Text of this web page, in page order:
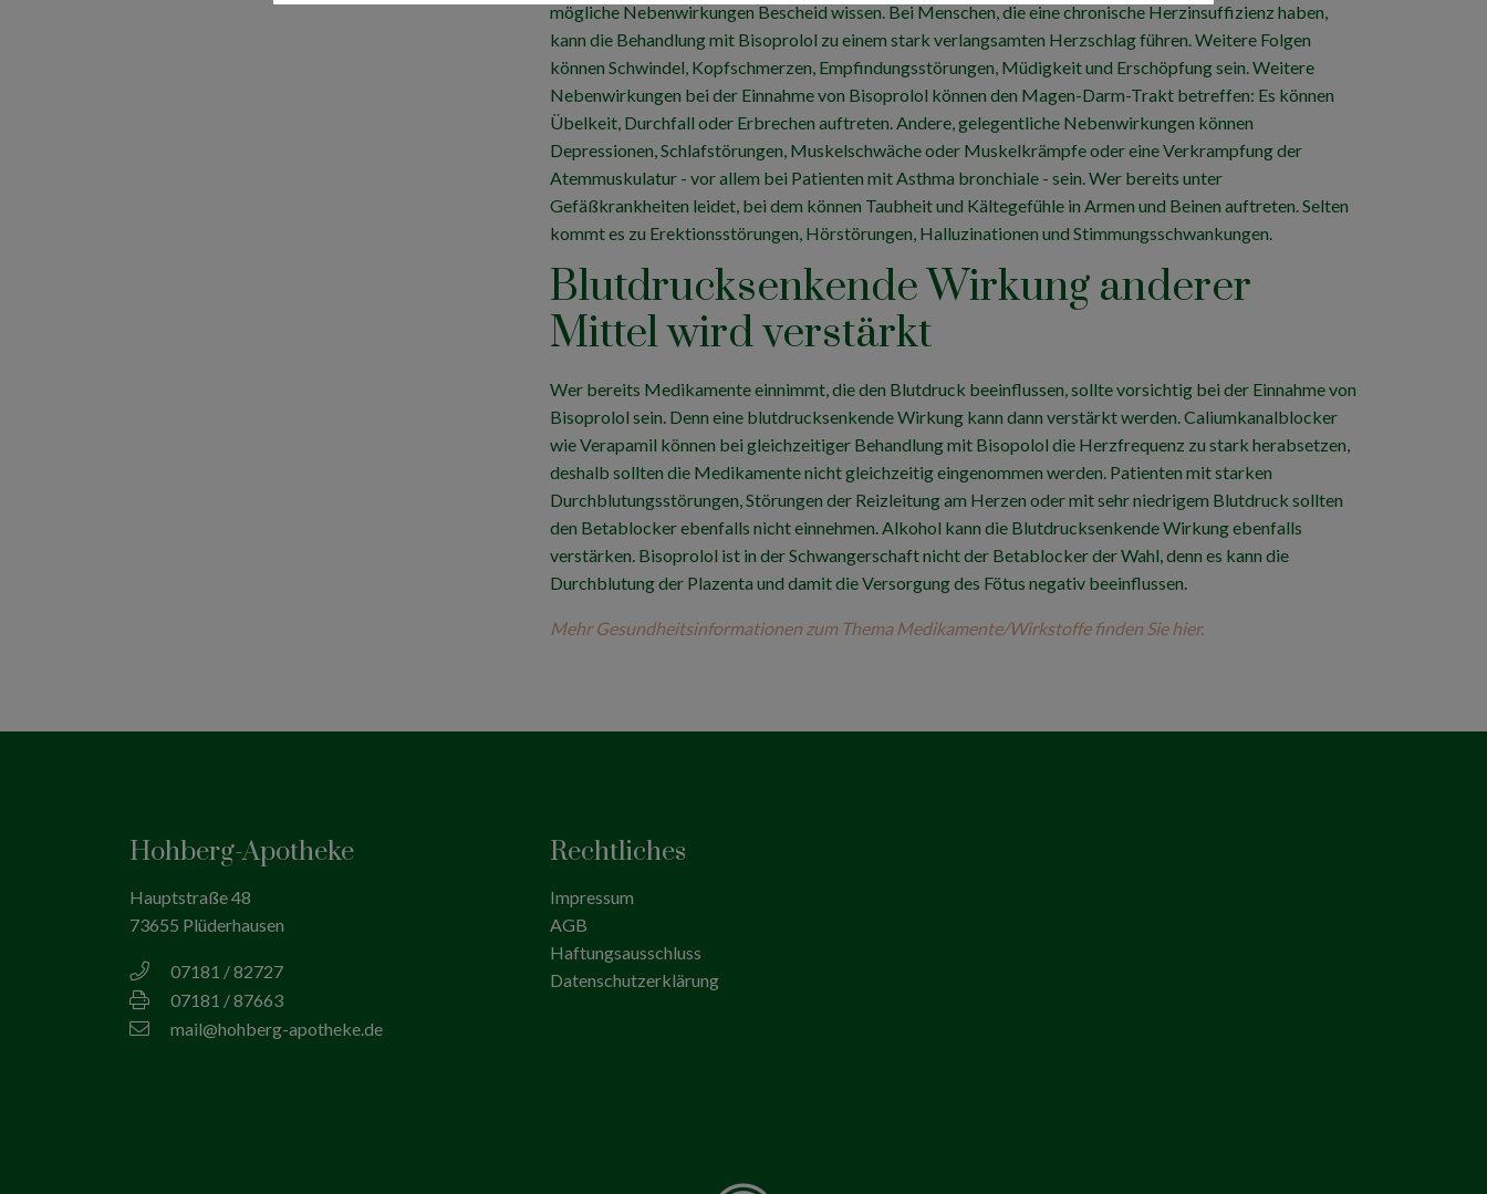
mögliche Nebenwirkungen Bescheid wissen. Bei Menschen, die eine chronische Herzinsuffizienz haben,
kann die Behandlung mit Bisoprolol zu einem stark verlangsamten Herzschlag führen. Weitere Folgen
können Schwindel, Kopfschmerzen, Empfindungsstörungen, Müdigkeit und Erschöpfung sein. Weitere
Nebenwirkungen bei der Einnahme von Bisoprolol können den Magen-Darm-Trakt betreffen: Es können
Übelkeit, Durchfall oder Erbrechen auftreten. Andere, gelegentliche Nebenwirkungen können
Depressionen, Schlafstörungen, Muskelschwäche oder Muskelkrämpfe oder eine Verkrampfung der
Atemmuskulatur - vor allem bei Patienten mit Asthma bronchiale - sein. Wer bereits unter
Gefäßkrankheiten leidet, bei dem können Taubheit und Kältegefühle in Armen und Beinen auftreten. Selten
kommt es zu Erektionsstörungen, Hörstörungen, Halluzinationen und Stimmungsschwankungen.
Blutdrucksenkende Wirkung anderer
Mittel wird verstärkt
Wer bereits Medikamente einnimmt, die den Blutdruck beeinflussen, sollte vorsichtig bei der Einnahme von
Bisoprolol sein. Denn eine blutdrucksenkende Wirkung kann dann verstärkt werden. Caliumkanalblocker
wie Verapamil können bei gleichzeitiger Behandlung mit Bisopolol die Herzfrequenz zu stark herabsetzen,
deshalb sollten die Medikamente nicht gleichzeitig eingenommen werden. Patienten mit starken
Durchblutungsstörungen, Störungen der Reizleitung am Herzen oder mit sehr niedrigem Blutdruck sollten
den Betablocker ebenfalls nicht einnehmen. Alkohol kann die Blutdrucksenkende Wirkung ebenfalls
verstärken. Bisoprolol ist in der Schwangerschaft nicht der Betablocker der Wahl, denn es kann die
Durchblutung der Plazenta und damit die Versorgung des Fötus negativ beeinflussen.
Mehr Gesundheitsinformationen zum Thema Medikamente/Wirkstoffe finden Sie hier.
Hohberg-Apotheke
Hauptstraße 48
73655 Plüderhausen
07181 / 82727
07181 / 87663
mail@hohberg-apotheke.de
Rechtliches
Impressum
AGB
Haftungsausschluss
Datenschutzerklärung